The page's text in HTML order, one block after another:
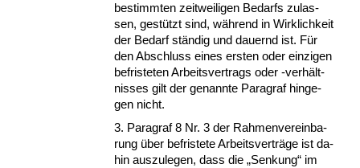
be­stimm­ten zeit­wei­li­gen Be­darfs zu­las­
sen, gestützt sind, während in Wirk­lich­keit
der Be­darf ständig und dau­ernd ist. Für
den Ab­schluss ei­nes ers­ten oder ein­zi­gen
be­fris­te­ten Ar­beits­ver­trags oder -verhält­
nis­ses gilt der ge­nann­te Pa­ra­graf hin­ge­
gen nicht.
3. Pa­ra­graf 8 Nr. 3 der Rah­men­ver­ein­ba­
rung über be­fris­te­te Ar­beits­verträge ist da­
hin aus­zu­le­gen, dass die „Sen­kung“ im